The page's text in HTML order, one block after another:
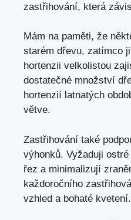
zastřihování, která
Mám na paměti, že
starém dřevu, zatímco
hortenzii velkolistou
dostatečné množství
hortenzií latnatých
větve.
Zastřihování také
výhonků. Vyžaduji
řez a minimalizují
každoročního
vzhled a bohaté kvetení.